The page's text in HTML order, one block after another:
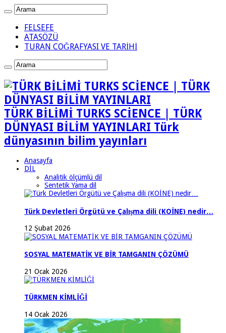
FELSEFE
ATASÖZÜ
TURAN COĞRAFYASI VE TARİHİ
TÜRK BİLİMİ TURKS SCİENCE | TÜRK
DÜNYASI BİLİM YAYINLARI Türk
dünyasının bilim yayınları
Anasayfa
DİL
Analitik ölçümlü dil
Sentetik Yama dil
Türk Devletleri Örgütü ve Çalışma dili (KOİNE) nedir…
12 Şubat 2026
SOSYAL MATEMATİK VE BİR TAMGANIN ÇÖZÜMÜ
21 Ocak 2026
TÜRKMEN KİMLİĞİ
14 Ocak 2026